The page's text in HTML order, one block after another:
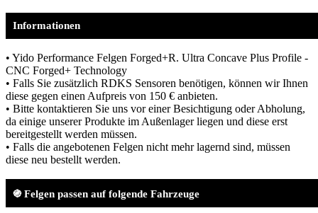
Informationen
• Yido Performance Felgen Forged+R. Ultra Concave Plus Profile -
CNC Forged+ Technology
• Falls Sie zusätzlich RDKS Sensoren benötigen, können wir Ihnen
diese gegen einen Aufpreis von 150 € anbieten.
• Bitte kontaktieren Sie uns vor einer Besichtigung oder Abholung,
da einige unserer Produkte im Außenlager liegen und diese erst
bereitgestellt werden müssen.
• Falls die angebotenen Felgen nicht mehr lagernd sind, müssen
diese neu bestellt werden.
֍ Felgen passen auf folgende Fahrzeuge